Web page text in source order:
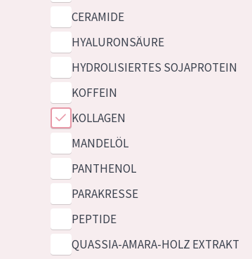
CERAMIDE
HYALURONSÄURE
HYDROLISIERTES SOJAPROTEIN
KOFFEIN
KOLLAGEN
MANDELÖL
PANTHENOL
PARAKRESSE
PEPTIDE
QUASSIA-AMARA-HOLZ EXTRAKT